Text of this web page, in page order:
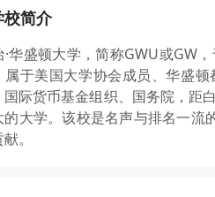
校简介
·华盛顿大学，简称GWU或GW
属于美国大学协会成员、华盛
国际货币基金组织、国务院，距
的大学。该校是名声与排名一流
。